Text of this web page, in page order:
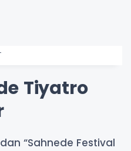
Tiyatro
“Sahnede Festival